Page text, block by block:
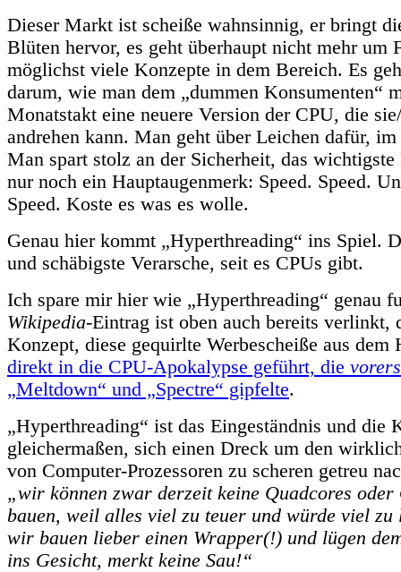
Dieser Markt ist scheiße wahnsinnig, er bringt
Blüten hervor, es geht überhaupt nicht mehr um
möglichst viele Konzepte in dem Bereich. Es
darum, wie man dem „dummen Konsumenten“
Monatstakt eine neuere Version der CPU, die
andrehen kann. Man geht über Leichen dafür,
Man spart stolz an der Sicherheit, das
nur noch ein Hauptaugenmerk: Speed. Speed.
Speed. Koste es was es wolle.
Genau hier kommt „Hyperthreading“ ins Spiel.
und schäbigste Verarsche, seit es CPUs gibt.
Ich spare mir hier wie „Hyperthreading“ genau
Wikipedia-Eintrag ist oben auch bereits verlinkt,
Konzept, diese gequirlte Werbescheiße aus dem
direkt in die CPU-Apokalypse geführt, die
„Meltdown“ und „Spectre“ gipfelte.
„Hyperthreading“ ist das Eingeständnis und die
gleichermaßen, sich einen Dreck um den
von Computer-Prozessoren zu scheren getreu
„wir können zwar derzeit keine Quadcores oder
bauen, weil alles viel zu teuer und würde viel zu
wir bauen lieber einen Wrapper(!) und lügen
ins Gesicht, merkt keine Sau!“